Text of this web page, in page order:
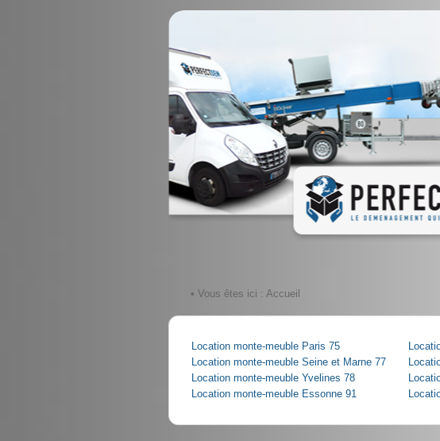
• Vous êtes ici : Accueil
Location monte-meuble Paris 75
Location monte-meuble Seine et Marne 77
Location monte-meuble Yvelines 78
Location monte-meuble Essonne 91